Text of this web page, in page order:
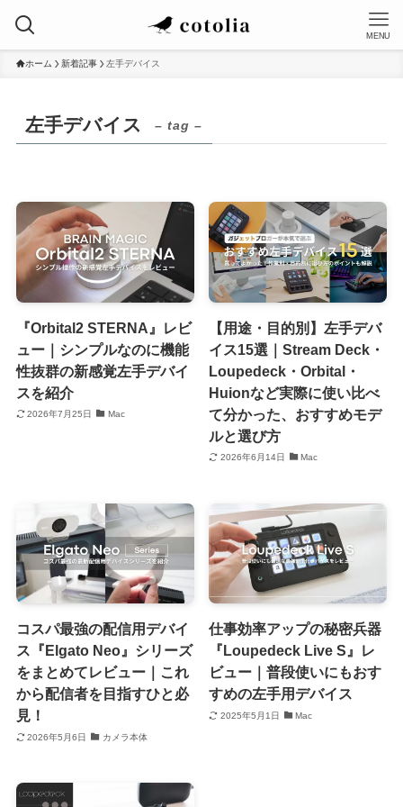
MENU
ホーム 新着記事 左手デバイス
左手デバイス – tag –
『Orbital2 STERNA』レビ
ュー｜シンプルなのに機能
性抜群の新感覚左手デバイ
スを紹介
2026年7月25日 Mac
【用途・目的別】左手デバ
イス15選｜Stream Deck・
Loupedeck・Orbital・
Huionなど実際に使い比べ
て分かった、おすすめモデ
ルと選び方
2026年6月14日 Mac
コスパ最強の配信用デバイ
ス『Elgato Neo』シリーズ
をまとめてレビュー｜これ
から配信者を目指すひと必
見！
2026年5月6日 カメラ本体
仕事効率アップの秘密兵器
『Loupedeck Live S』レ
ビュー｜普段使いにもおす
すめの左手用デバイス
2025年5月1日 Mac